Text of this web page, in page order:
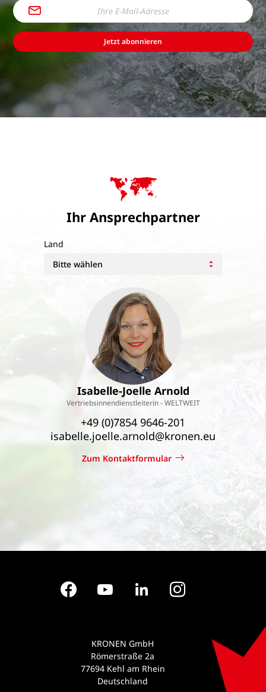
Jetzt abonnieren
Ihr Ansprechpartner
Land
Isabelle-Joelle Arnold
Vertriebsinnendienstleiterin - WELTWEIT
+49 (0)7854 9646-201
isabelle.joelle.arnold@kronen.eu
Zum Kontaktformular
FacebookYouTube LinkedInInstagram
KRONEN GmbH
Römerstraße 2a
77694 Kehl am Rhein
Deutschland